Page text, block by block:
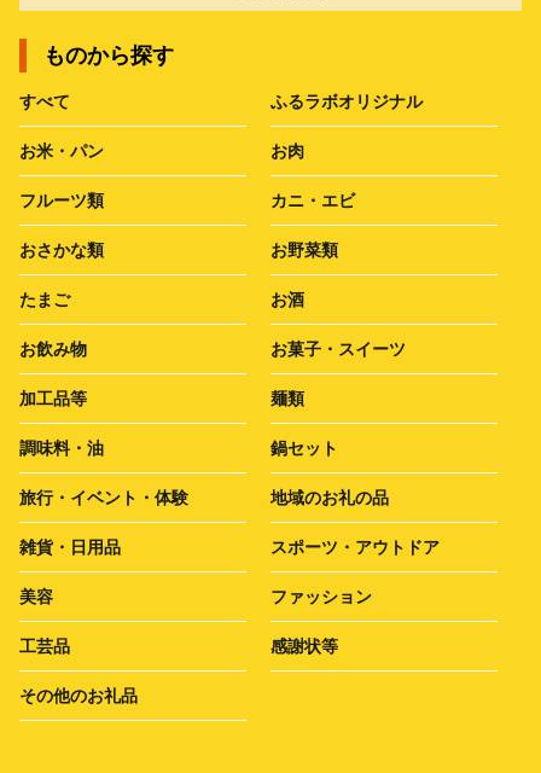
ものから探す
すべて ふるラボオリジナル
お米・パン お肉
フルーツ類 カニ・エビ
おさかな類 お野菜類
たまご お酒
お飲み物 お菓子・スイーツ
加工品等 麺類
調味料・油 鍋セット
旅行・イベント・体験 地域のお礼の品
雑貨・日用品 スポーツ・アウトドア
美容 ファッション
工芸品 感謝状等
その他のお礼品